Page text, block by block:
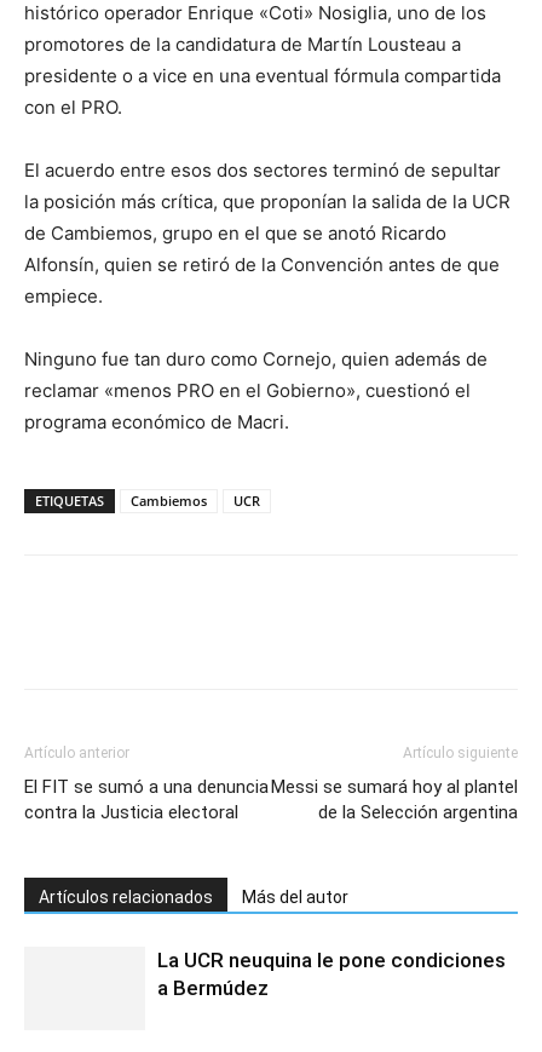
histórico operador Enrique «Coti» Nosiglia, uno de los
promotores de la candidatura de Martín Lousteau a
presidente o a vice en una eventual fórmula compartida
con el PRO.
El acuerdo entre esos dos sectores terminó de sepultar
la posición más crítica, que proponían la salida de la UCR
de Cambiemos, grupo en el que se anotó Ricardo
Alfonsín, quien se retiró de la Convención antes de que
empiece.
Ninguno fue tan duro como Cornejo, quien además de
reclamar «menos PRO en el Gobierno», cuestionó el
programa económico de Macri.
ETIQUETAS Cambiemos UCR
Artículo anterior
El FIT se sumó a una denuncia
contra la Justicia electoral
Artículo siguiente
Messi se sumará hoy al plantel
de la Selección argentina
Artículos relacionados Más del autor
La UCR neuquina le pone condiciones
a Bermúdez